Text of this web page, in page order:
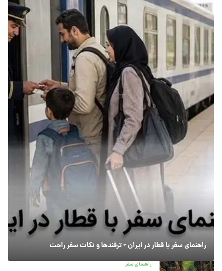
راهنمای سفر با قطار در ایران + ترفندها و نکات سفر راحت
راهنمای سفر